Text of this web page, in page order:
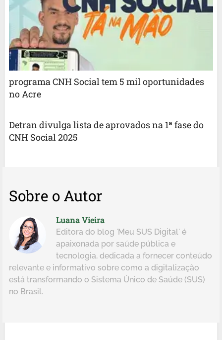
programa CNH Social tem 5 mil oportunidades
no Acre
Detran divulga lista de aprovados na 1ª fase do
CNH Social 2025
Sobre o Autor
Luana Vieira
Editora do blog 'Meu SUS Digital' é
apaixonada por saúde pública e
tecnologia, dedicada a fornecer conteúdo
relevante e informativo sobre como a digitalização
está transformando o Sistema Único de Saúde (SUS)
no Brasil.